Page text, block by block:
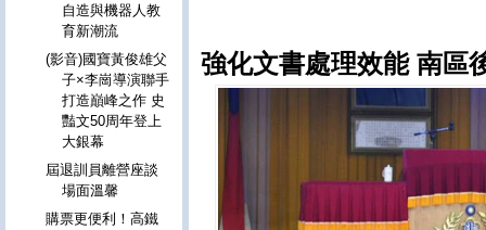
強化文書處理效能 南區
自造與機器人教
育新潮流
(影音)國寶黃俊雄父
子×李崗導演聯手
打造巔峰之作 史
豔文50周年登上
大銀幕
屆退訓員離營座談
場面溫馨
購票更便利！高鐵